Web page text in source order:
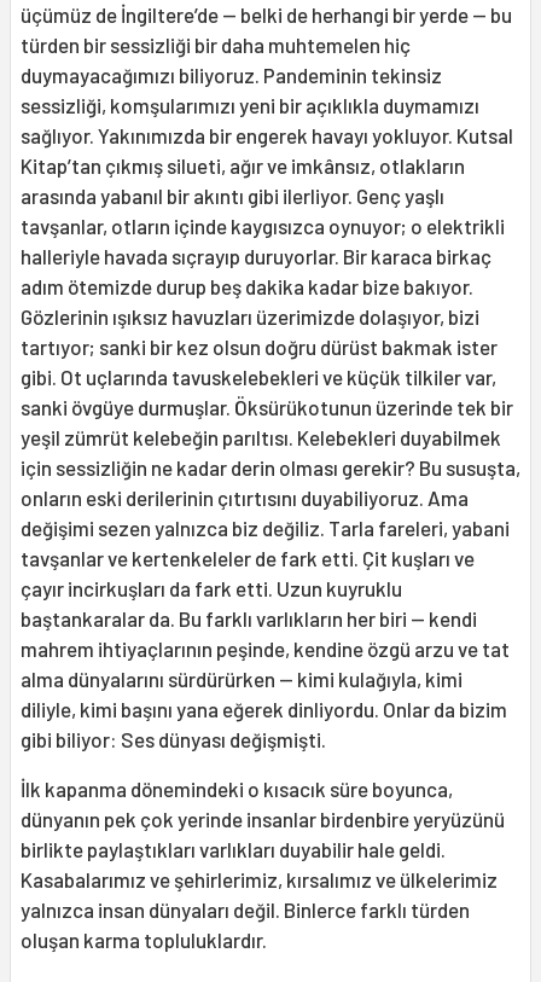
üçümüz de İngiltere’de — belki de herhangi bir yerde — bu
türden bir sessizliği bir daha muhtemelen hiç
duymayacağımızı biliyoruz. Pandeminin tekinsiz
sessizliği, komşularımızı yeni bir açıklıkla duymamızı
sağlıyor. Yakınımızda bir engerek havayı yokluyor. Kutsal
Kitap’tan çıkmış silueti, ağır ve imkânsız, otlakların
arasında yabanıl bir akıntı gibi ilerliyor. Genç yaşlı
tavşanlar, otların içinde kaygısızca oynuyor; o elektrikli
halleriyle havada sıçrayıp duruyorlar. Bir karaca birkaç
adım ötemizde durup beş dakika kadar bize bakıyor.
Gözlerinin ışıksız havuzları üzerimizde dolaşıyor, bizi
tartıyor; sanki bir kez olsun doğru dürüst bakmak ister
gibi. Ot uçlarında tavuskelebekleri ve küçük tilkiler var,
sanki övgüye durmuşlar. Öksürükotunun üzerinde tek bir
yeşil zümrüt kelebeğin parıltısı. Kelebekleri duyabilmek
için sessizliğin ne kadar derin olması gerekir? Bu susuşta,
onların eski derilerinin çıtırtısını duyabiliyoruz. Ama
değişimi sezen yalnızca biz değiliz. Tarla fareleri, yabani
tavşanlar ve kertenkeleler de fark etti. Çit kuşları ve
çayır incirkuşları da fark etti. Uzun kuyruklu
baştankaralar da. Bu farklı varlıkların her biri — kendi
mahrem ihtiyaçlarının peşinde, kendine özgü arzu ve tat
alma dünyalarını sürdürürken — kimi kulağıyla, kimi
diliyle, kimi başını yana eğerek dinliyordu. Onlar da bizim
gibi biliyor: Ses dünyası değişmişti.
İlk kapanma dönemindeki o kısacık süre boyunca,
dünyanın pek çok yerinde insanlar birdenbire yeryüzünü
birlikte paylaştıkları varlıkları duyabilir hale geldi.
Kasabalarımız ve şehirlerimiz, kırsalımız ve ülkelerimiz
yalnızca insan dünyaları değil. Binlerce farklı türden
oluşan karma topluluklardır.